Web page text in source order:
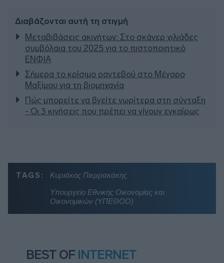
Διαβάζονται αυτή τη στιγμή
Μεταβιβάσεις ακινήτων: Στο σκάνερ χιλιάδες
συμβόλαια του 2025 για το πιστοποιητικό
ΕΝΦΙΑ
Σήμερα το κρίσιμο ραντεβού στο Μέγαρο
Μαξίμου για τη βιομηχανία
Πώς μπορείτε να βγείτε νωρίτερα στη σύνταξη
- Οι 3 κινήσεις που πρέπει να γίνουν εγκαίρως
TAGS:
Κυριάκος Πιερρακάκης
Υπουργείο Εθνικής Οικονομίας και
Οικονομικών (ΥΠΕΘΟΟ)
BEST OF INTERNET